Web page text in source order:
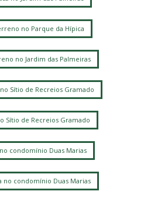
no Parque da Hípica
no Jardim das Palmeiras
Sítio de Recreios Gramado
Sítio de Recreios Gramado
condomínio Duas Marias
no condomínio Duas Marias